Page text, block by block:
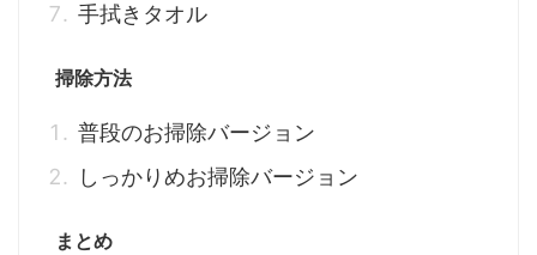
手拭きタオル
掃除方法
普段のお掃除バージョン
しっかりめお掃除バージョン
まとめ